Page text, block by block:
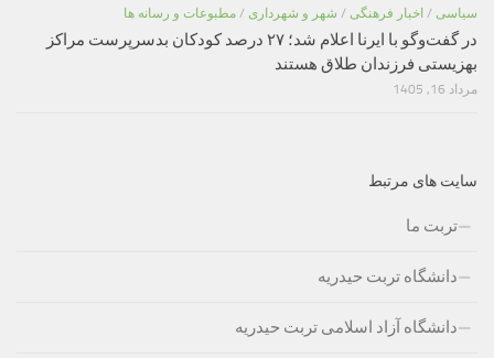
سیاسی / اخبار فرهنگی / شهر و شهرداری / مطبوعات و رسانه ها
در گفت‌وگو با ایرنا اعلام شد؛ ۲۷ درصد کودکان بدسرپرست مراکز
بهزیستی فرزندان طلاق هستند
مرداد 16, 1405
سایت های مرتبط
تربت ما
دانشگاه تربت حیدریه
دانشگاه آزاد اسلامی تربت حیدریه